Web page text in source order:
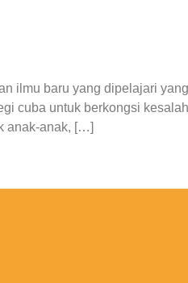
ilmu baru yang dipelajari
untuk berkongsi
anak-anak, […]